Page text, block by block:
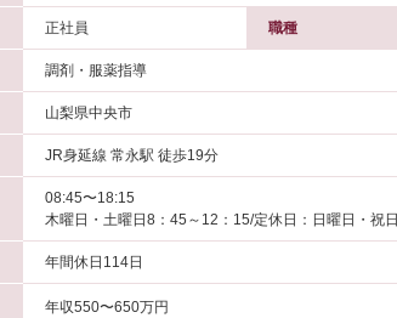
正社員 職種
調剤・服薬指導
山梨県中央市
JR身延線 常永駅 徒歩19分
08:45〜18:15
木曜日・土曜日8：45～12：15/定休日：日曜日・祝日
年間休日114日
年収550〜650万円